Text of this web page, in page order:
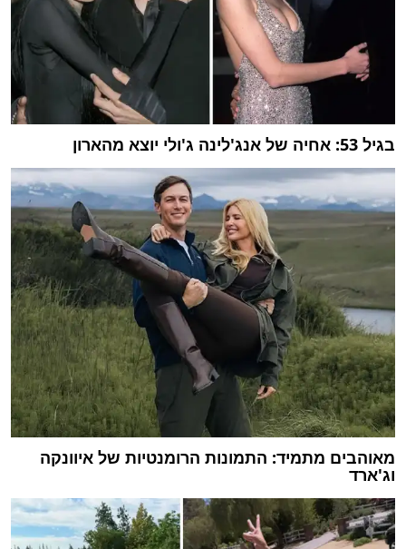
בגיל 53: אחיה של אנג'לינה ג'ולי יוצא מהארון
מאוהבים מתמיד: התמונות הרומנטיות של איוונקה
וג'ארד